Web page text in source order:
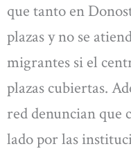
que tanto en
plazas y no se
migrantes si el
plazas cubiertas.
red denuncian que
lado por las